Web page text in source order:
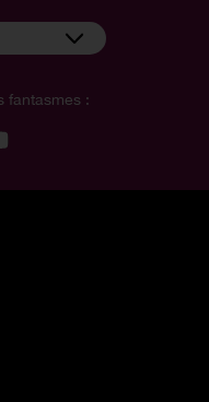
fantasmes :